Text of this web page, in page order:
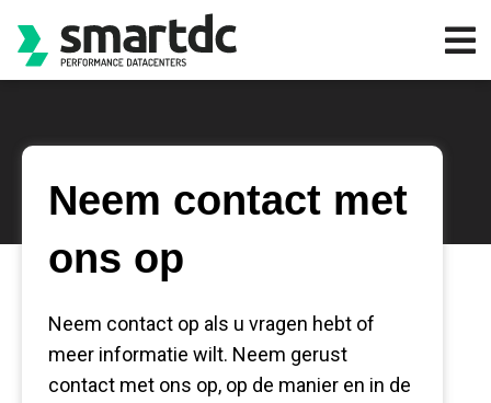
Neem contact met
ons op
Neem contact op als u vragen hebt of
meer informatie wilt. Neem gerust
contact met ons op, op de manier en in de